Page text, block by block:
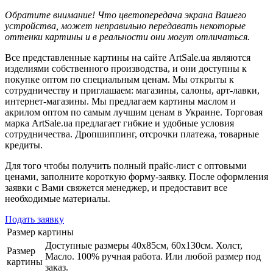
Обратите внимание! Что цветопередача экрана Вашего
устройства, может неправильно передавать некоторые
оттенки картины и в реальности они могут отличаться.
Все представленные картины на сайте ArtSale.ua являются
изделиями собственного производства, и они доступны к
покупке оптом по специальным ценам. Мы открыты к
сотрудничеству и приглашаем: магазины, салоны, арт-лавки,
интернет-магазины. Мы предлагаем картины маслом и
акрилом оптом по самым лучшим ценам в Украине. Торговая
марка ArtSale.ua предлагает гибкие и удобные условия
сотрудничества. Дропшиппинг, отсрочки платежа, товарные
кредиты.
Для того чтобы получить полный прайс-лист с оптовыми
ценами, заполните короткую форму-заявку. После оформления
заявки с Вами свяжется менеджер, и предоставит все
необходимые материалы.
Подать заявку
Размер картины
Размер
картины
Доступные размеры 40х85см, 60х130см. Холст,
Масло. 100% ручная работа. Или любой размер под
заказ.